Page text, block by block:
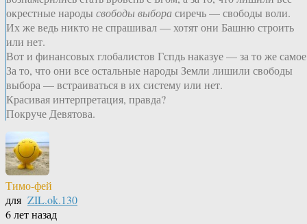
окрестные народы свободы выборасиречь — свободы воли.
Их же ведь никто не спрашивал — хотят они Башню строить
или нет.
Вот и финансовых глобалистов Гспдь наказуе — за то же
За то, что они все остальные народы Земли лишили свободы
выбора — встраиваться в их систему или нет.
Красивая интерпретация, правда?
Покруче Девятова.
Тимо-фей
для ZIL.ok.130
6 лет назад